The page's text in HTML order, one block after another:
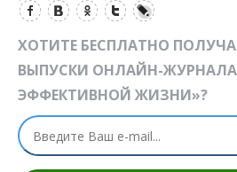
ХОТИТЕ БЕСПЛАТНО
ВЫПУСКИ ОНЛАЙН-
ЭФФЕКТИВНОЙ ЖИЗНИ»?